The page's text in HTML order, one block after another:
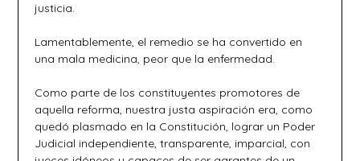
justicia.
Lamentablemente, el remedio se ha convertido en
una mala medicina, peor que la enfermedad.
Como parte de los constituyentes promotores de
aquella reforma, nuestra justa aspiración era, como
quedó plasmado en la Constitución, lograr un Poder
Judicial independiente, transparente, imparcial, con